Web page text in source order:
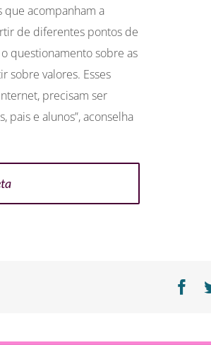
que acompanham a
de diferentes pontos de
o questionamento sobre as
sobre valores. Esses
precisam ser
e alunos”, aconselha